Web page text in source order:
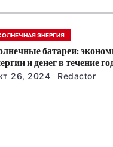
ЭНЕРГИЯ
батареи:
и денег в течение
26, 2024 Redactor